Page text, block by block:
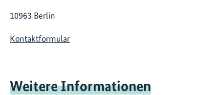
10963 Berlin
Kontaktformular
Weitere Informationen